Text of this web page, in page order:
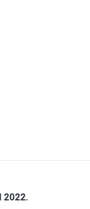
2022.